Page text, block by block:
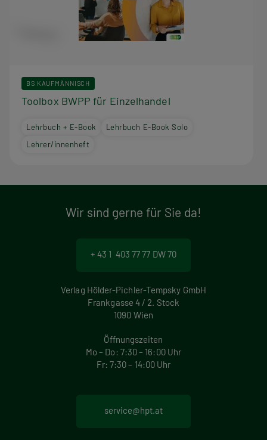
BS KAUFMÄNNISCH
Toolbox BWPP für Einzelhandel
Lehrbuch + E-Book
Lehrbuch E-Book Solo
Lehrer/innenheft
Wir sind gerne für Sie da!
+ 43 1 403 77 77 DW 70
Verlag Hölder-Pichler-Tempsky GmbH
Frankgasse 4 / 2. Stock
1090 Wien
Öffnungszeiten
Mo – Do: 7:30 – 16:00 Uhr
Fr: 7:30 – 14:00 Uhr
service@hpt.at